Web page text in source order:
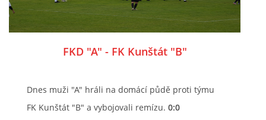
FKD "A" - FK Kunštát "B"
Dnes muži "A" hráli na domácí půdě proti týmu
FK Kunštát "B" a vybojovali remízu. 0:0